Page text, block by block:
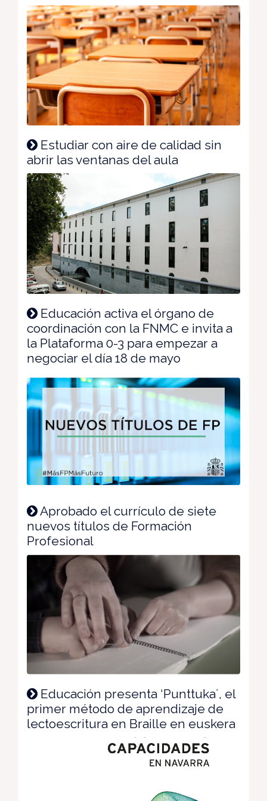
Estudiar con aire de calidad sin
abrir las ventanas del aula
Educación activa el órgano de
coordinación con la FNMC e invita a
la Plataforma 0-3 para empezar a
negociar el día 18 de mayo
Aprobado el currículo de siete
nuevos títulos de Formación
Profesional
Educación presenta ‘Punttuka´, el
primer método de aprendizaje de
lectoescritura en Braille en euskera